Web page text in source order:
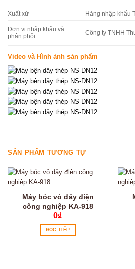
Xuất xứ Hàng nhập khẩu
Đơn vị nhập khẩu và
phân phối
Công ty TNHH
Video và Hình ảnh sản phẩm
SẢN PHẨM TƯƠNG TỰ
Máy bóc vỏ dây điện
công nghiệp KA-918
0₫
ĐỌC TIẾP